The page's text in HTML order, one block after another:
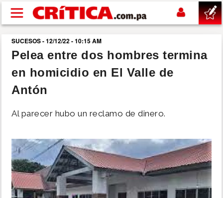
Pasar al contenido principal
buscar
SUCESOS
SHOW
DEPORTES
SUCESOS - 12/12/22 - 10:15 AM
Pelea entre dos hombres termina
en homicidio en El Valle de
Antón
Al parecer hubo un reclamo de dinero.